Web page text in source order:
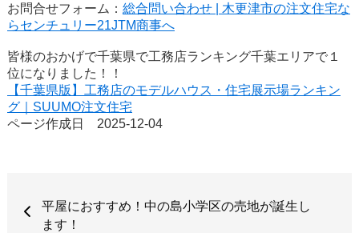
お問合せフォーム： 総合問い合わせ | 木更津市の注文住宅な
らセンチュリー21JTM商事へ
皆様のおかげで千葉県で工務店ランキング千葉エリアで１
位になりました！！
【千葉県版】工務店のモデルハウス・住宅展示場ランキン
グ｜SUUMO注文住宅
ページ作成日 2025-12-04
平屋におすすめ！中の島小学区の売地が誕生し
ます！